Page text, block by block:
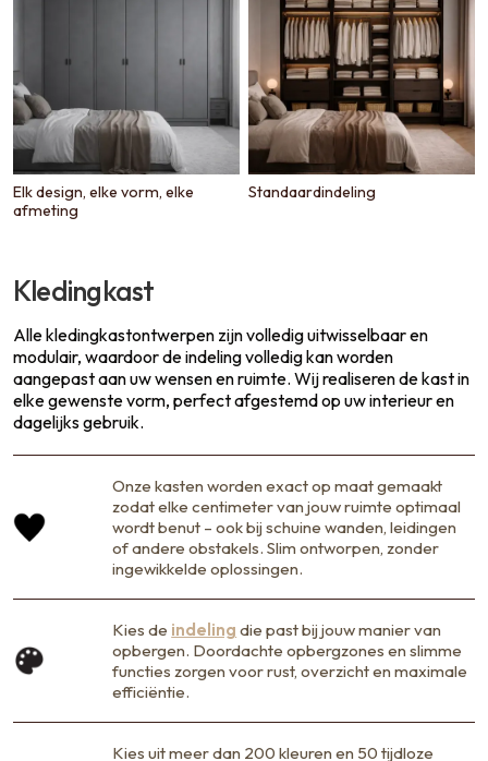
Elk design, elke vorm, elke
afmeting
Standaardindeling
Kledingkast
Alle kledingkastontwerpen zijn volledig uitwisselbaar en
modulair, waardoor de indeling volledig kan worden
aangepast aan uw wensen en ruimte. Wij realiseren de kast in
elke gewenste vorm, perfect afgestemd op uw interieur en
dagelijks gebruik.
Onze kasten worden exact op maat gemaakt
zodat elke centimeter van jouw ruimte optimaal
wordt benut – ook bij schuine wanden, leidingen
of andere obstakels. Slim ontworpen, zonder
ingewikkelde oplossingen.
Kies de indeling die past bij jouw manier van
opbergen. Doordachte opbergzones en slimme
functies zorgen voor rust, overzicht en maximale
efficiëntie.
Kies uit meer dan 200 kleuren en 50 tijdloze